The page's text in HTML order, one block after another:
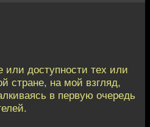
доступности тех или
стране, на мой взгляд,
в первую очередь